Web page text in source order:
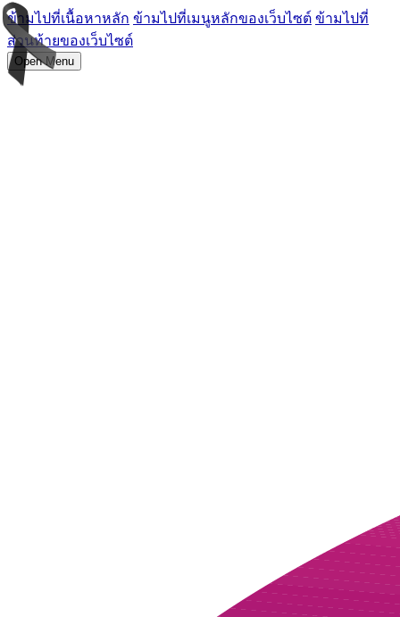
ข้ามไปที่เนื้อหาหลัก ข้ามไปที่เมนูหลักของเว็บไซต์ ข้ามไปที่
ส่วนท้ายของเว็บไซต์
Open Menu